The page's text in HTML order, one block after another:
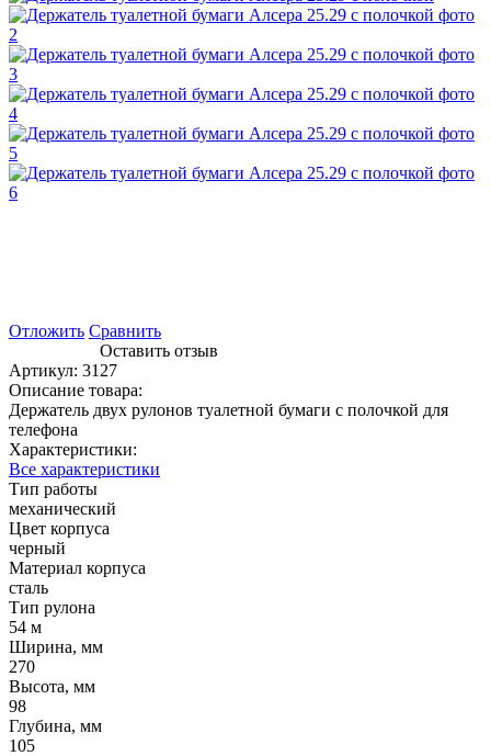
Отложить Сравнить
Оставить отзыв
Артикул: 3127
Описание товара:
Держатель двух рулонов туалетной бумаги с полочкой для
телефона
Характеристики:
Все характеристики
Тип работы
механический
Цвет корпуса
черный
Материал корпуса
сталь
Тип рулона
54 м
Ширина, мм
270
Высота, мм
98
Глубина, мм
105